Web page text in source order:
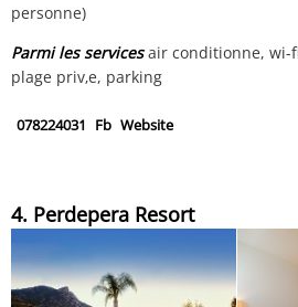
personne)
Parmi les servicesair conditionne, wi-
plage priv‚e, parking
078224031 Fb Website
4. Perdepera Resort